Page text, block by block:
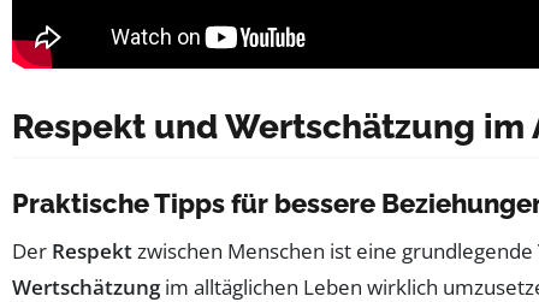
Respekt und Wertschätzung im
Praktische Tipps für bessere
Der Respektzwischen Menschen ist eine
Wertschätzungim alltäglichen Leben wirklich